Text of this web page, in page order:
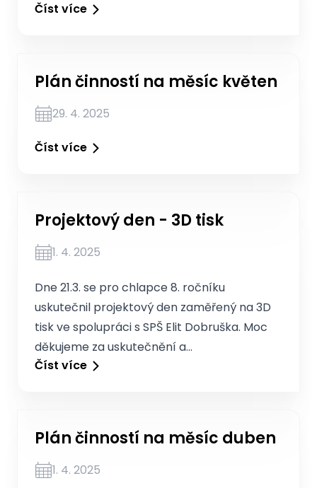
Číst více
Plán činností na měsíc květen
29. 4. 2025
Číst více
Projektový den - 3D tisk
1. 4. 2025
Dne 21.3. se pro chlapce 8. ročníku
uskutečnil projektový den zaměřený na 3D
tisk ve spolupráci s SPŠ Elit Dobruška. Moc
děkujeme za uskutečnění a…
Číst více
Plán činností na měsíc duben
1. 4. 2025